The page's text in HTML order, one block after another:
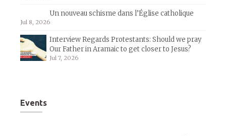
Un nouveau schisme dans l’Église catholique
Jul 8, 2026
Interview Regards Protestants: Should we pray
Our Father in Aramaic to get closer to Jesus?
Jul 7, 2026
Events